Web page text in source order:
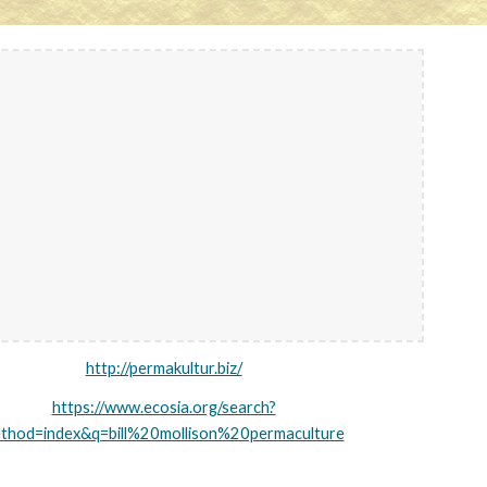
http://permakultur.biz/
https://www.ecosia.org/search?